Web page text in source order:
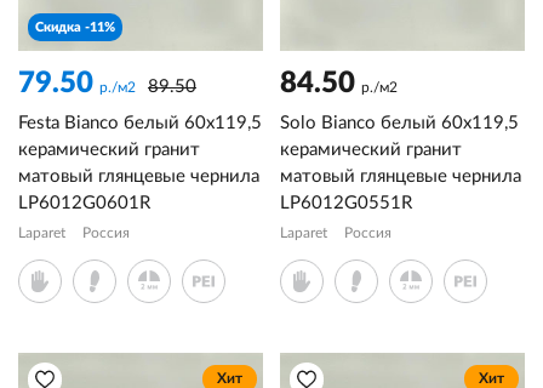
Скидка -11%
79.50 р./м2
89.50
Festa Bianco белый 60x119,5
керамический гранит
матовый глянцевые чернила
LP6012G0601R
Laparet Россия
84.50 р./м2
Solo Bianco белый 60x119,5
керамический гранит
матовый глянцевые чернила
LP6012G0551R
Laparet Россия
Хит Хит